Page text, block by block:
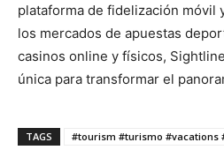
plataforma de fidelización móvil
los mercados de apuestas
casinos online y físicos,
única para transformar el
TAGS #tourism #turismo #vacations